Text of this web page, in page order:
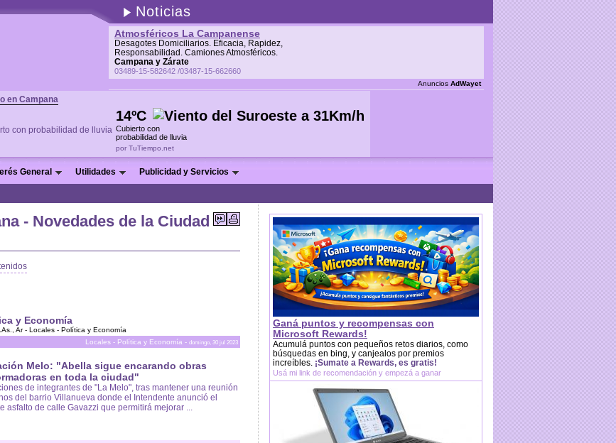
Noticias
Atmosféricos La Campanense
Desagotes Domiciliarios. Eficacia, Rapidez,
Responsabilidad. Camiones Atmosféricos.
Campana y Zárate
03489-15-582642 /03487-15-662660
Anuncios AdWayet
en Campana
14ºC
Cubierto con
probabilidad de lluvia
por TuTiempo.net
General Utilidades Publicidad y Servicios
- Novedades de la Ciudad
y Economía
Ar - Locales - Política y Economía
Locales - Política y Economía - domingo, 30 jul 2023
Melo: "Abella sigue encarando obras
en toda la ciudad"
de integrantes de "La Melo", tras mantener una reunión
del barrio Villanueva donde el Intendente anunció el
asfalto de calle Gavazzi que permitirá mejorar ...
Ganá puntos y recompensas con
Microsoft Rewards!
Acumulá puntos con pequeños retos diarios, como
búsquedas en bing, y canjealos por premios
increíbles. ¡Sumate a Rewards, es gratis!
Usá mi link de recomendación y empezá a ganar